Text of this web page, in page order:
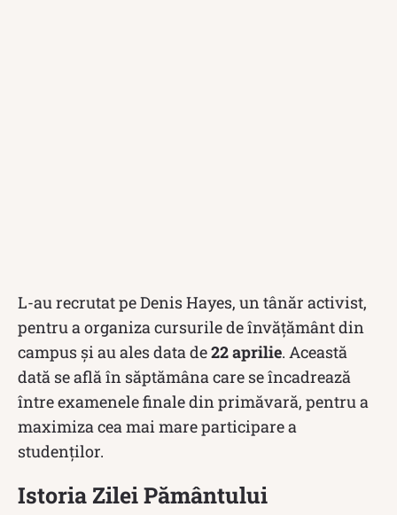
L-au recrutat pe Denis Hayes, un tânăr activist,
pentru a organiza cursurile de învățământ din
campus și au ales data de22 aprilie. Această
dată se află în săptămâna care se încadrează
între examenele finale din primăvară, pentru a
maximiza cea mai mare participare a
studenților.
Istoria Zilei Pământului